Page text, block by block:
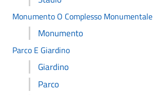
Monumento O Complesso Monumentale
Monumento
Parco E Giardino
Giardino
Parco